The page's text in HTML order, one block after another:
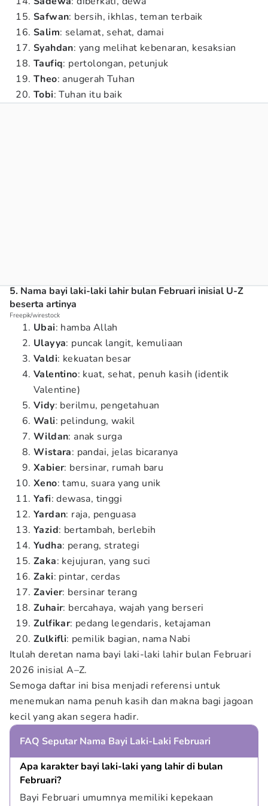
Safwan: bersih, ikhlas, teman terbaik
Salim: selamat, sehat, damai
Syahdan: yang melihat kebenaran, kesaksian
Taufiq: pertolongan, petunjuk
Theo: anugerah Tuhan
Tobi: Tuhan itu baik
5. Nama bayi laki-laki lahir bulan Februari inisial U-Z
beserta artinya
Freepik/wirestock
Ubai: hamba Allah
Ulayya: puncak langit, kemuliaan
Valdi: kekuatan besar
Valentino: kuat, sehat, penuh kasih (identik
Valentine)
Vidy: berilmu, pengetahuan
Wali: pelindung, wakil
Wildan: anak surga
Wistara: pandai, jelas bicaranya
Xabier: bersinar, rumah baru
Xeno: tamu, suara yang unik
Yafi: dewasa, tinggi
Yardan: raja, penguasa
Yazid: bertambah, berlebih
Yudha: perang, strategi
Zaka: kejujuran, yang suci
Zaki: pintar, cerdas
Zavier: bersinar terang
Zuhair: bercahaya, wajah yang berseri
Zulfikar: pedang legendaris, ketajaman
Zulkifli: pemilik bagian, nama Nabi
Itulah deretan nama bayi laki-laki lahir bulan Februari
2026 inisial A–Z.
Semoga daftar ini bisa menjadi referensi untuk
menemukan nama penuh kasih dan makna bagi jagoan
kecil yang akan segera hadir.
FAQ Seputar Nama Bayi Laki-Laki Februari
Apa karakter bayi laki-laki yang lahir di bulan
Februari?
Bayi Februari umumnya memiliki kepekaan